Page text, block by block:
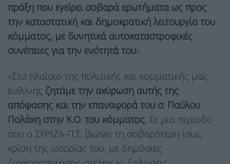
πράξη που εγείρει σοβαρά ερωτήματα ως προς
την καταστατική και δημοκρατική λειτουργία του
κόμματος, με δυνητικά αυτοκαταστροφικές
συνέπειες για την ενότητά του».
«Στο πλαίσιο της πολιτικής και κομματικής μας
ευθύνης ζητάμε την ακύρωση αυτής της
απόφασης και την επαναφορά του σ. Παύλου
Πολάκη στην Κ.Ο. του κόμματος. Σε μια περίοδο
που ο ΣΥΡΙΖΑ-Π.Σ. βιώνει τη σοβαρότερη ίσως
κρίση της ιστορίας του, με δημόσιες